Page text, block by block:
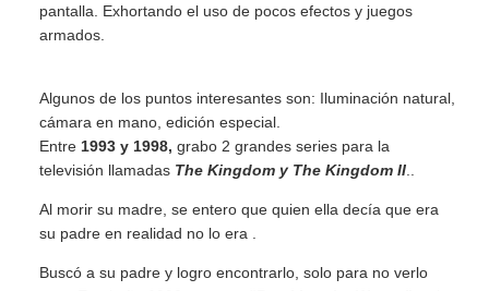
pantalla. Exhortando el uso de pocos efectos y juegos
armados.
Algunos de los puntos interesantes son: Iluminación natural,
cámara en mano, edición especial.
Entre 1993 y 1998, grabo 2 grandes series para la
televisión llamadas The Kingdom y The Kingdom II
Al morir su madre, se entero que quien ella decía que era
su padre en realidad no lo era .
Buscó a su padre y logro encontrarlo, solo para no verlo